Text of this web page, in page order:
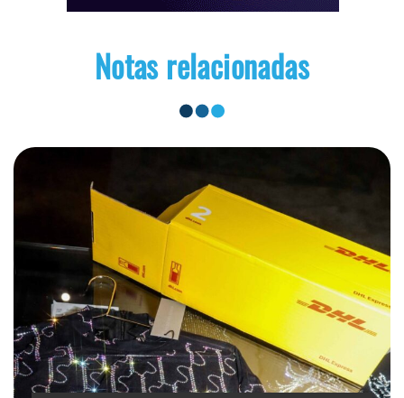
Notas relacionadas